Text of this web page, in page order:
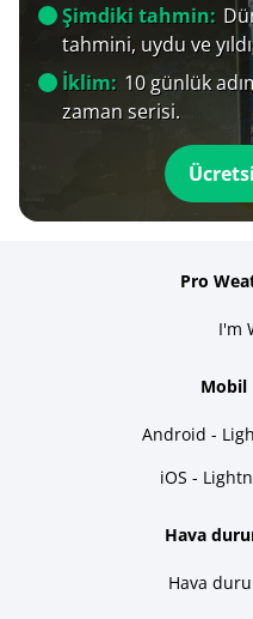
Şimdiki tahmin:
tahmini, uydu ve
İklim: 10 günlük
zaman serisi.
Pro
I'm
Mobil
Android -
iOS -
Hava
Hava